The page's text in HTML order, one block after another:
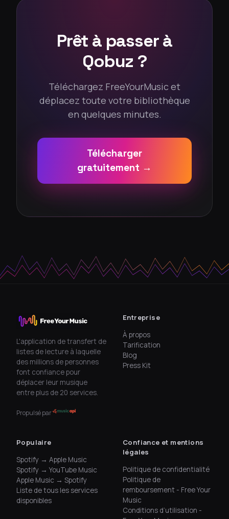
Prêt à passer à
Qobuz ?
Téléchargez FreeYourMusic et
déplacez toute votre bibliothèque
en quelques minutes.
Télécharger
gratuitement →
L'application de transfert de
listes de lecture à laquelle
des millions de personnes
font confiance pour
déplacer leur musique
entre plus de 20 services.
Propulsé par
Entreprise
À propos
Tarification
Blog
Press Kit
Populaire
Spotify → Apple Music
Spotify → YouTube Music
Apple Music → Spotify
Liste de tous les services
disponibles
Confiance et mentions
légales
Politique de confidentialité
Politique de
remboursement - Free Your
Music
Conditions d’utilisation -